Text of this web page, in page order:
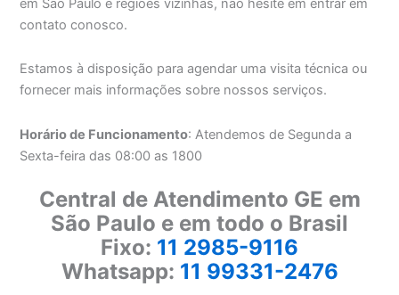
em São Paulo e regiões vizinhas, não hesite em entrar em
contato conosco.
Estamos à disposição para agendar uma visita técnica ou
fornecer mais informações sobre nossos serviços.
Horário de Funcionamento: Atendemos de Segunda a
Sexta-feira das 08:00 as 1800
Central de Atendimento GE em
São Paulo e em todo o Brasil
Fixo: 11 2985-9116
Whatsapp: 11 99331-2476